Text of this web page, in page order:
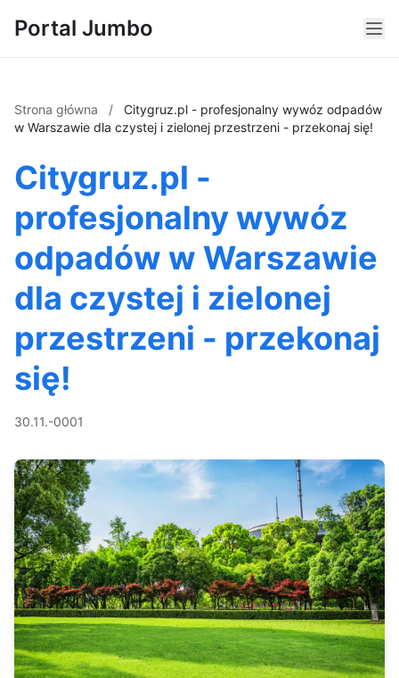
Portal Jumbo
Strona główna /
Citygruz.pl - profesjonalny wywóz odpadów
w Warszawie dla czystej i zielonej przestrzeni - przekonaj się!
Citygruz.pl -
profesjonalny wywóz
odpadów w Warszawie
dla czystej i zielonej
przestrzeni - przekonaj
się!
30.11.-0001